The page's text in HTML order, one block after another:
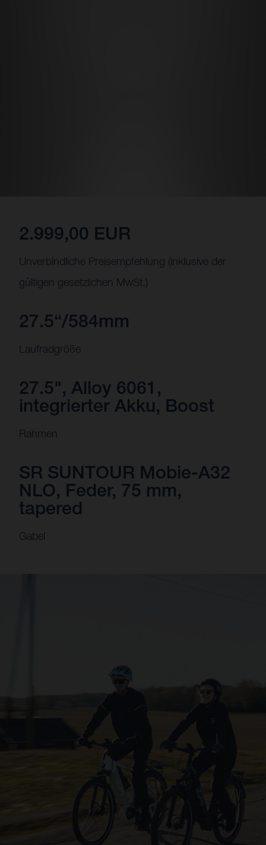
2.999,00 EUR
Unverbindliche Preisempfehlung (inklusive der
gültigen gesetzlichen MwSt.)
27.5“/584mm
Laufradgröße
27.5", Alloy 6061,
integrierter Akku, Boost
Rahmen
SR SUNTOUR Mobie-A32
NLO, Feder, 75 mm,
tapered
Gabel